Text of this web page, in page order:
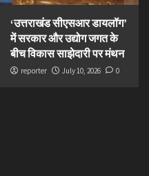
‘उत्तराखंड सीएसआर डायलॉग’
में सरकार और उद्योग जगत के
बीच विकास साझेदारी पर मंथन
reporter July 10, 2026 0